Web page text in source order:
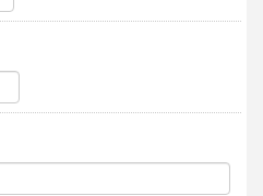
ことは任意です。ただし、お預
ついて
報の取扱いに関する開示等（利
正・追加又は削除、利用の停
報保護管理者までご連絡下さ
て説明をさせていただきます。
人情報の開示に関わる手数料